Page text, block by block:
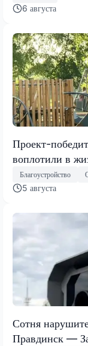
6 августа
Проект-
воплотили в
Благоустройство
5 августа
Сотня
Правдинск —